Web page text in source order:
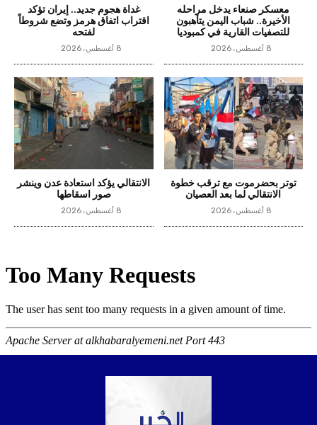
معسكر صنعاء يدخل مراحله
الأخيرة.. شباب اليمن يتأهبون
للتصفيات القارية في كمبوديا
8 أغسطس، 2026
غداة هجوم جديد.. إيران تؤكد
اقتراب اتفاق هرمز وتضع شروطاً
لفتحه
8 أغسطس، 2026
توتر بحضرموت مع ترقب خطوة
الانتقالي لما بعد العصيان
8 أغسطس، 2026
الانتقالي يؤكد استعادة عدن وينشر
صور اسقاطها
8 أغسطس، 2026